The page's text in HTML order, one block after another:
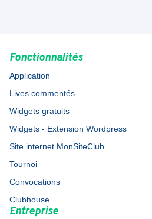
Fonctionnalités
Application
Lives commentés
Widgets gratuits
Widgets - Extension Wordpress
Site internet MonSiteClub
Tournoi
Convocations
Clubhouse
Entreprise